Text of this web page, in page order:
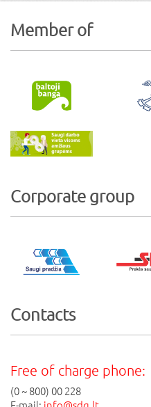
Member of
Corporate group
Contacts
Free of charge phone:
(0 ~ 800) 00 228